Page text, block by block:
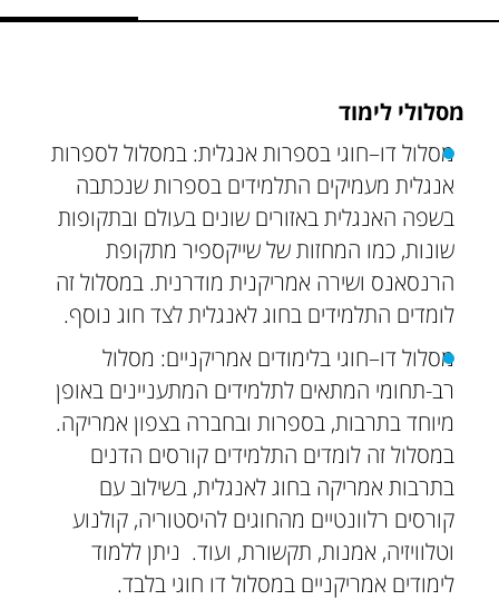
מסלולי לימוד
מסלול דו–חוגי בספרות אנגלית: במסלול לספרות
אנגלית מעמיקים התלמידים בספרות שנכתבה
בשפה האנגלית באזורים שונים בעולם ובתקופות
שונות, כמו המחזות של שייקספיר מתקופת
הרנסאנס ושירה אמריקנית מודרנית. במסלול זה
לומדים התלמידים בחוג לאנגלית לצד חוג נוסף.
מסלול דו–חוגי בלימודים אמריקניים: מסלול
רב-תחומי המתאים לתלמידים המתעניינים באופן
מיוחד בתרבות, בספרות ובחברה בצפון אמריקה.
במסלול זה לומדים התלמידים קורסים הדנים
בתרבות אמריקה בחוג לאנגלית, בשילוב עם
קורסים רלוונטיים מהחוגים להיסטוריה, קולנוע
וטלוויזיה, אמנות, תקשורת, ועוד. ניתן ללמוד
לימודים אמריקניים במסלול דו חוגי בלבד.